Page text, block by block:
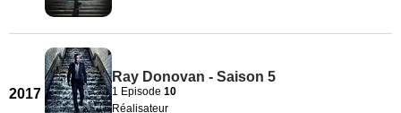
2017
Ray Donovan - Saison 5
1 Episode 10
Réalisateur